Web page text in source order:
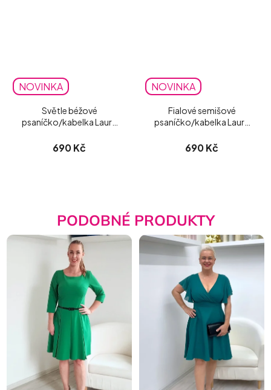
NOVINKA
Světle béžové
psaníčko/kabelka Laura
690 Kč
NOVINKA
Fialové semišové
psaníčko/kabelka Laura
690 Kč
PODOBNÉ PRODUKTY